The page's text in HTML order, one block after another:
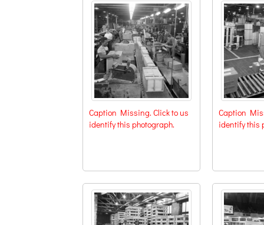
Caption Missing. Click to us
identify this photograph.
Caption
identify this